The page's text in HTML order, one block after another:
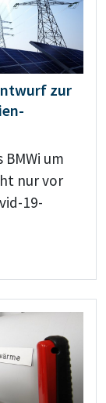
zur
um
nur vor
19-